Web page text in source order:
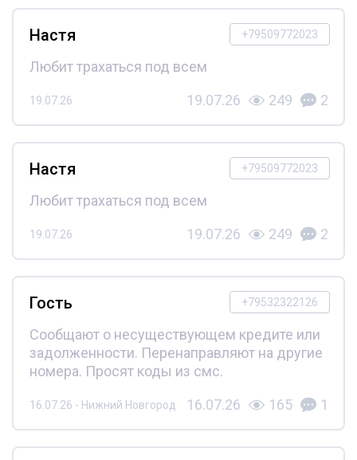
+79509772023
Настя
Любит трахаться под всем
19.07.26 19.07.26 249 2
+79509772023
Настя
Любит трахаться под всем
19.07.26 19.07.26 249 2
+79532322126
Гость
Сообщают о несуществующем кредите или
задолженности. Перенаправляют на другие
номера. Просят коды из смс.
16.07.26 - Нижний Новгород 16.07.26 165 1